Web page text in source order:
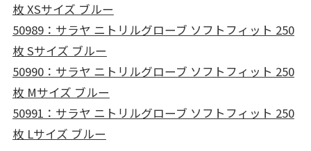
枚 XSサイズ ブルー
50989：サラヤ ニトリルグローブ ソフトフィット 250
枚 Sサイズ ブルー
50990：サラヤ ニトリルグローブ ソフトフィット 250
枚 Mサイズ ブルー
50991：サラヤ ニトリルグローブ ソフトフィット 250
枚 Lサイズ ブルー